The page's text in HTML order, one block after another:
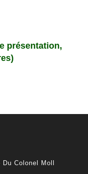
présentation,
Colonel Moll